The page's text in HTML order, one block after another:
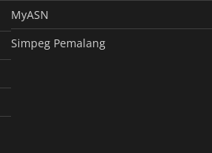
MyASN
Simpeg Pemalang